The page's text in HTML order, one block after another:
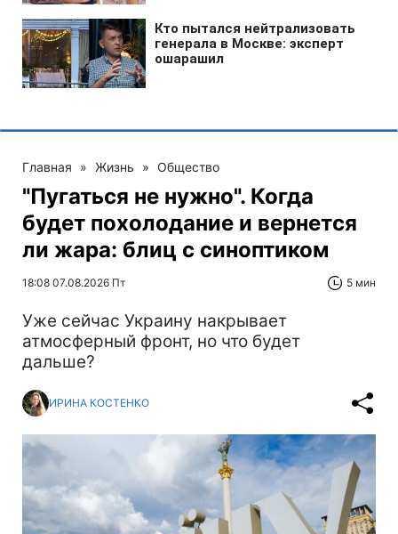
Главная » Жизнь » Общество
"Пугаться не нужно". Когда
будет похолодание и вернется
ли жара: блиц с синоптиком
18:08 07.08.2026 Пт 5 мин
Уже сейчас Украину накрывает
атмосферный фронт, но что будет
дальше?
ИРИНА КОСТЕНКО